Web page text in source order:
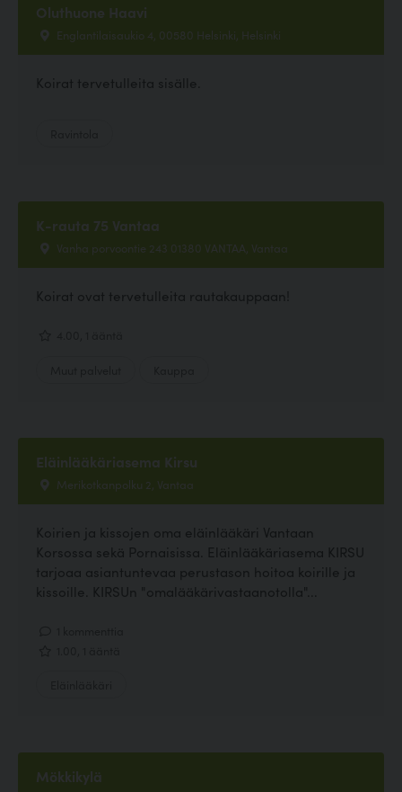
Oluthuone Haavi
Englantilaisaukio 4, 00580 Helsinki, Helsinki
Koirat tervetulleita sisälle.
K-rauta 75 Vantaa
Vanha porvoontie 243 01380 VANTAA, Vantaa
Koirat ovat tervetulleita rautakauppaan!
Eläinlääkäriasema Kirsu
Merikotkanpolku 2, Vantaa
Koirien ja kissojen oma eläinlääkäri Vantaan
Korsossa sekä Pornaisissa. Eläinlääkäriasema KIRSU
tarjoaa asiantuntevaa perustason hoitoa koirille ja
kissoille. KIRSUn "omalääkärivastaanotolla"...
Mökkikylä